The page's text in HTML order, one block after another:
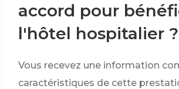
accord pour
l'hôtel hospitalier ?
Vous recevez une information
caractéristiques de cette